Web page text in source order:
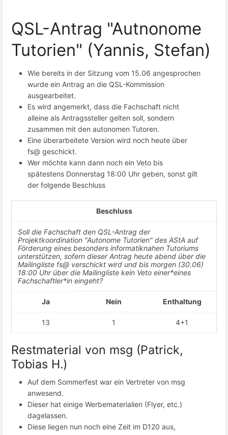
QSL-Antrag "Autnonome
Tutorien" (Yannis, Stefan)
Wie bereits in der Sitzung vom 15.06 angesprochen
wurde ein Antrag an die QSL-Kommission
ausgearbeitet.
Es wird angemerkt, dass die Fachschaft nicht
alleine als Antragssteller gelten soll, sondern
zusammen mit den autonomen Tutoren.
Eine überarbeitete Version wird noch heute über
fs@ geschickt.
Wer möchte kann dann noch ein Veto bis
spätestens Donnerstag 18:00 Uhr geben, sonst gilt
der folgende Beschluss
Beschluss
Soll die Fachschaft den QSL-Antrag der
Projektkoordination "Autonome Tutorien" des AStA auf
Förderung eines besonders informatiknahen Tutoriums
unterstützen, sofern dieser Antrag heute abend über die
Mailingliste fs@ verschickt wird und bis morgen (30.06)
18:00 Uhr über die Mailingliste kein Veto einer*eines
Fachschaftler*in eingeht?
Ja Nein Enthaltung
13 1 4+1
Restmaterial von msg (Patrick,
Tobias H.)
Auf dem Sommerfest war ein Vertreter von msg
anwesend.
Dieser hat einige Werbematerialien (Flyer, etc.)
dagelassen.
Diese liegen nun noch eine Zeit im D120 aus,